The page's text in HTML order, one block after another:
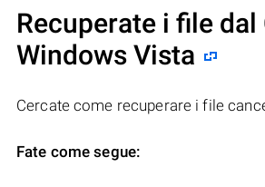
Recuperate i file
Windows Vista
Cercate come recuperare i file
Fate come segue: